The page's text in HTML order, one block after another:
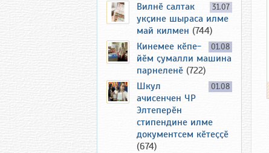
31.07
Вилнӗ салтак
укҫине шыраса илме
май килмен (744)
01.08
Кинемее кӗпе-
йӗм ҫумалли машина
парнеленӗ (722)
01.08
Шкул
ачисенчен ЧР
Элтеперӗн
стипендине илме
документсем кӗтеҫҫӗ
(674)